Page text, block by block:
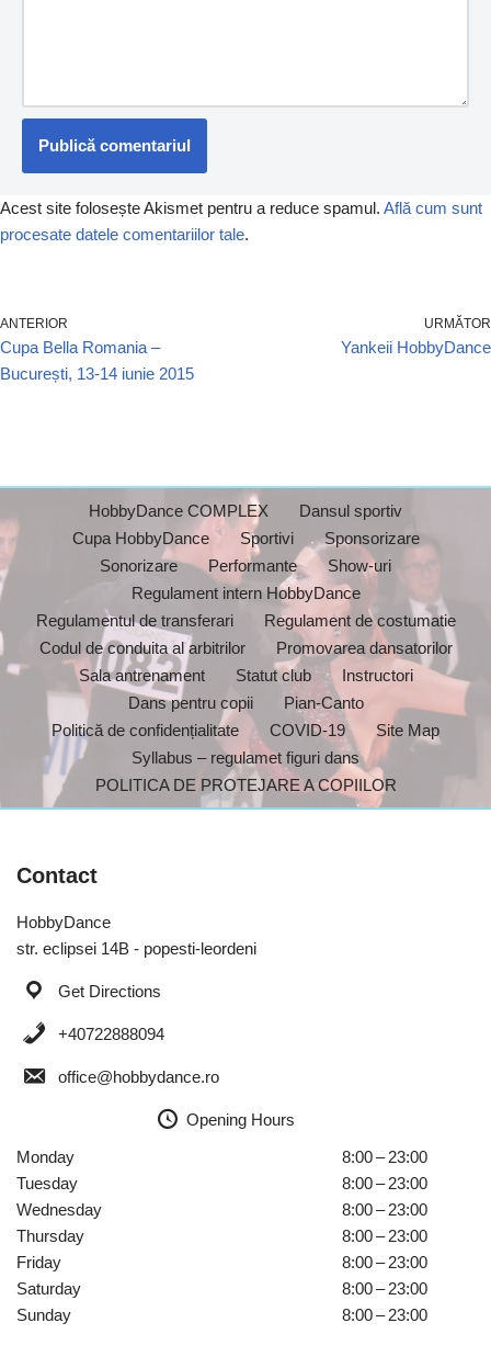
Acest site folosește Akismet pentru a reduce spamul. Află cum sunt
procesate datele comentariilor tale.
ANTERIOR
Cupa Bella Romania –
București, 13-14 iunie 2015
URMĂTOR
Yankeii HobbyDance
HobbyDance COMPLEX
Dansul sportiv
Cupa HobbyDance
Sportivi
Sponsorizare
Sonorizare
Performante
Show-uri
Regulament intern HobbyDance
Regulamentul de transferari
Regulament de costumatie
Codul de conduita al arbitrilor
Promovarea dansatorilor
Sala antrenament
Statut club
Instructori
Dans pentru copii
Pian-Canto
Politică de confidențialitate
COVID-19
Site Map
Syllabus – regulamet figuri dans
POLITICA DE PROTEJARE A COPIILOR
Contact
HobbyDance
str. eclipsei 14B - popesti-leordeni
Get Directions
+40722888094
office@hobbydance.ro
Opening Hours
Monday
8:00 – 23:00
Tuesday
8:00 – 23:00
Wednesday
8:00 – 23:00
Thursday
8:00 – 23:00
Friday
8:00 – 23:00
Saturday
8:00 – 23:00
Sunday
8:00 – 23:00